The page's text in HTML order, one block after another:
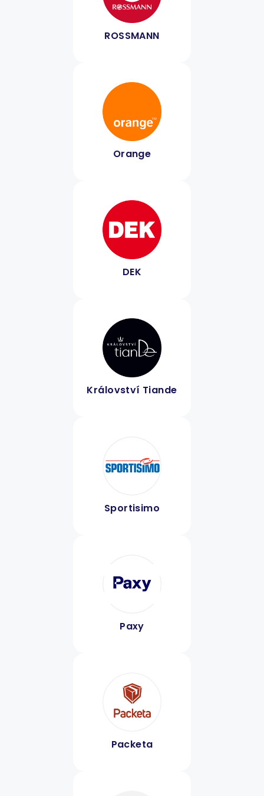
ROSSMANN
Orange
DEK
Království Tiande
Sportisimo
Paxy
Packeta